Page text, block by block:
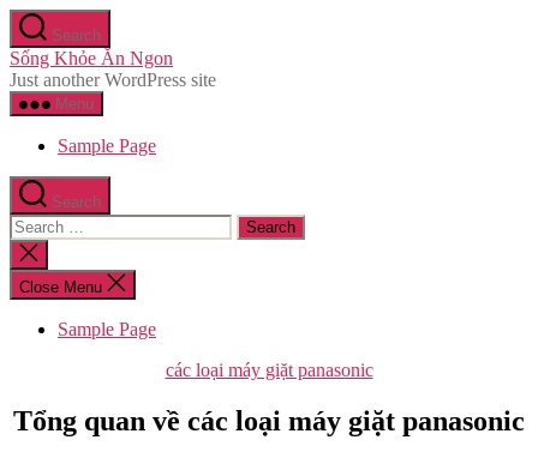
Skip
to
the
content
Search
Sống Khỏe Ăn Ngon
Just another WordPress site
Menu
Sample Page
Search
Search
for:
Close
search
Close Menu
Sample Page
Categories
các loại máy giặt panasonic
Tổng quan về các loại máy giặt panasonic